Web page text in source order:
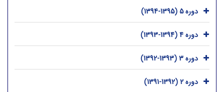
دوره 5 (1395-1394)
دوره 4 (1394-1393)
دوره 3 (1393-1392)
دوره 2 (1392-1391)